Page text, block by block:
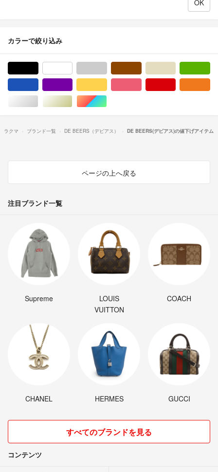
カラーで絞り込み
シルバー/銀色系ゴールド/金色系マルチカラー
ラクマ ブランド一覧 DE BEERS（デビアス） DE BEERS(デビアス)の値下げアイテム
ページの上へ戻る
注目ブランド一覧
Supreme
LOUIS
VUITTON
COACH
CHANEL HERMES GUCCI
すべてのブランドを見る
コンテンツ